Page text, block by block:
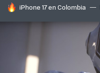
HOY SE HABLA DE
iPhone 17 en Colombia